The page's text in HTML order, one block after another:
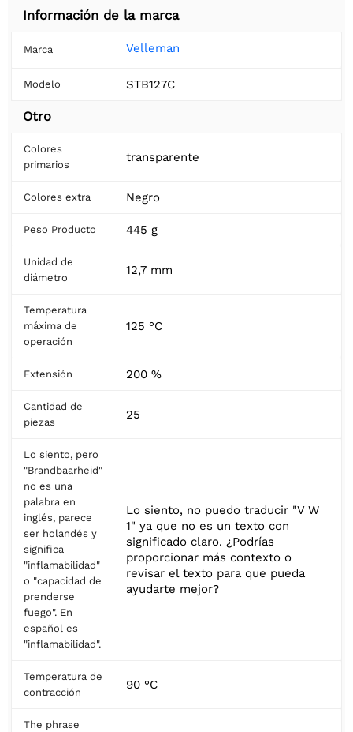
Información de la marca
Marca Velleman
Modelo STB127C
Otro
Colores
primarios
transparente
Colores extra Negro
Peso Producto 445 g
Unidad de
diámetro
12,7 mm
Temperatura
máxima de
operación
125 °C
Extensión 200 %
Cantidad de
piezas
25
Lo siento, pero
"Brandbaarheid"
no es una
palabra en
inglés, parece
ser holandés y
significa
"inflamabilidad"
o "capacidad de
prenderse
fuego". En
español es
"inflamabilidad".
Lo siento, no puedo traducir "V W
1" ya que no es un texto con
significado claro. ¿Podrías
proporcionar más contexto o
revisar el texto para que pueda
ayudarte mejor?
Temperatura de
contracción
90 °C
The phrase